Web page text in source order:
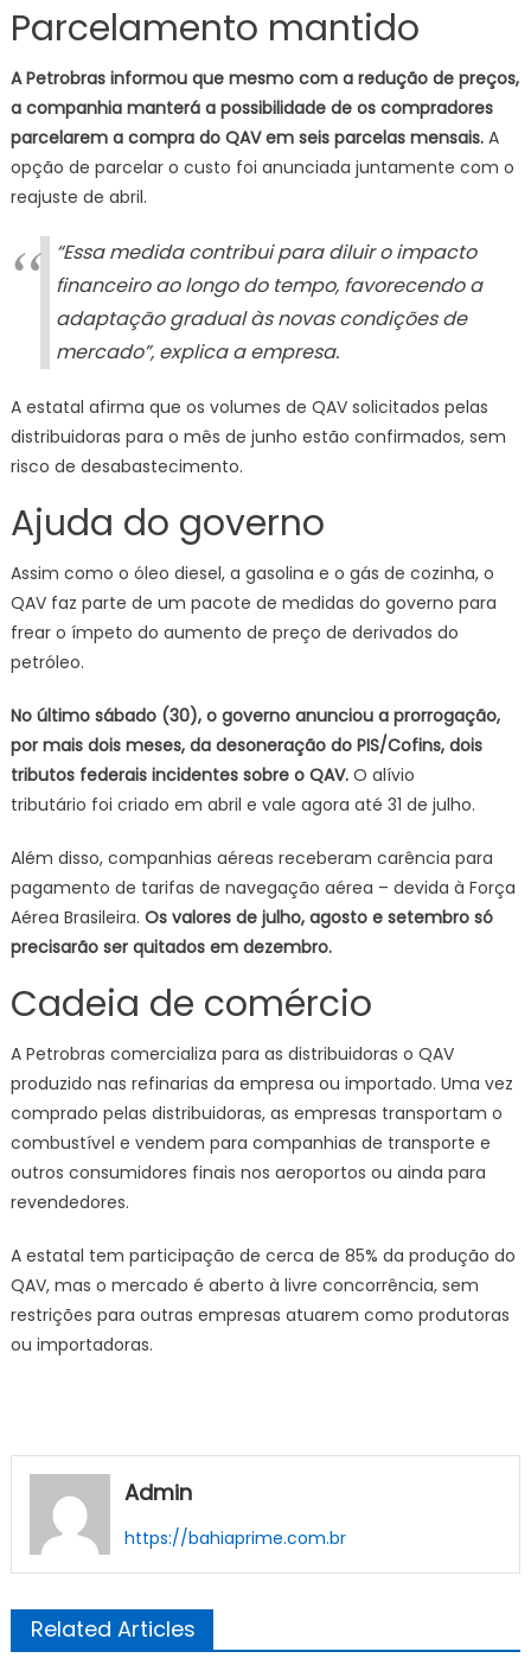
Parcelamento mantido
A Petrobras informou que mesmo com a redução de preços,
a companhia manterá a possibilidade de os compradores
parcelarem a compra do QAV em seis parcelas mensais.A
opção de parcelar o custo foi anunciada juntamente com o
reajuste de abril.
“Essa medida contribui para diluir o impacto
financeiro ao longo do tempo, favorecendo a
adaptação gradual às novas condições de
mercado”, explica a empresa.
A estatal afirma que os volumes de QAV solicitados pelas
distribuidoras para o mês de junho estão confirmados, sem
risco de desabastecimento.
Ajuda do governo
Assim como o óleo diesel, a gasolina e o gás de cozinha, o
QAV faz parte de um pacote de medidas do governo para
frear o ímpeto do aumento de preço de derivados do
petróleo.
No último sábado (30), o governo anunciou a prorrogação,
por mais dois meses, da desoneração do PIS/Cofins, dois
tributos federais incidentes sobre o QAV.O alívio
tributário foi criado em abril e vale agora até 31 de julho.
Além disso, companhias aéreas receberam carência para
pagamento de tarifas de navegação aérea – devida à Força
Aérea Brasileira. Os valores de julho, agosto e setembro só
precisarão ser quitados em dezembro.
Cadeia de comércio
A Petrobras comercializa para as distribuidoras o QAV
produzido nas refinarias da empresa ou importado. Uma vez
comprado pelas distribuidoras, as empresas transportam o
combustível e vendem para companhias de transporte e
outros consumidores finais nos aeroportos ou ainda para
revendedores.
A estatal tem participação de cerca de 85% da produção do
QAV, mas o mercado é aberto à livre concorrência, sem
restrições para outras empresas atuarem como produtoras
ou importadoras.
Admin
https://bahiaprime.com.br
Related Articles